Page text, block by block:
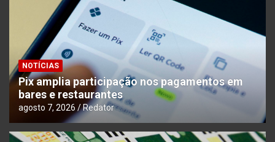
NOTÍCIAS
Pix amplia participação nos pagamentos em
bares e restaurantes
agosto 7, 2026 Redator